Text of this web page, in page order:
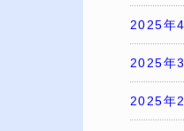
2025年4
2025年3
2025年2